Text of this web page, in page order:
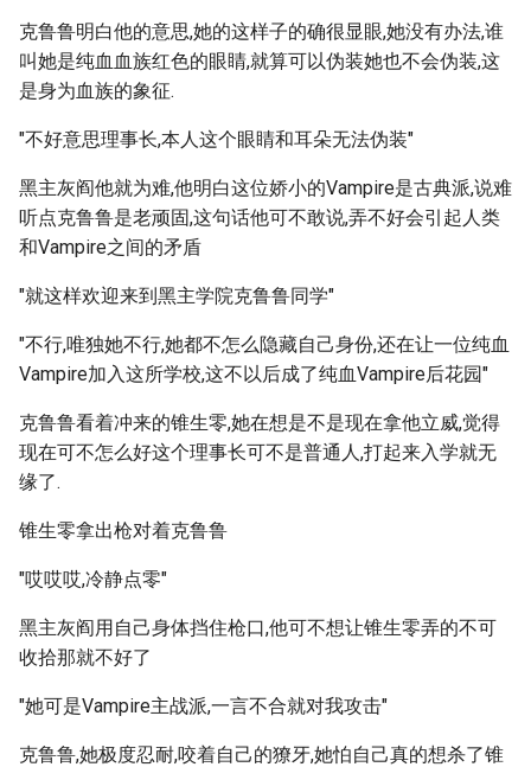
克鲁鲁明白他的意思,她的这样子的确很显眼,她没有办法,谁
叫她是纯血血族红色的眼睛,就算可以伪装她也不会伪装,这
是身为血族的象征.
"不好意思理事长,本人这个眼睛和耳朵无法伪装"
黑主灰阎他就为难,他明白这位娇小的Vampire是古典派,说难
听点克鲁鲁是老顽固,这句话他可不敢说,弄不好会引起人类
和Vampire之间的矛盾
"就这样欢迎来到黑主学院克鲁鲁同学"
"不行,唯独她不行,她都不怎么隐藏自己身份,还在让一位纯血
Vampire加入这所学校,这不以后成了纯血Vampire后花园"
克鲁鲁看着冲来的锥生零,她在想是不是现在拿他立威,觉得
现在可不怎么好这个理事长可不是普通人,打起来入学就无
缘了.
锥生零拿出枪对着克鲁鲁
"哎哎哎,冷静点零"
黑主灰阎用自己身体挡住枪口,他可不想让锥生零弄的不可
收拾那就不好了
"她可是Vampire主战派,一言不合就对我攻击"
克鲁鲁,她极度忍耐,咬着自己的獠牙,她怕自己真的想杀了锥